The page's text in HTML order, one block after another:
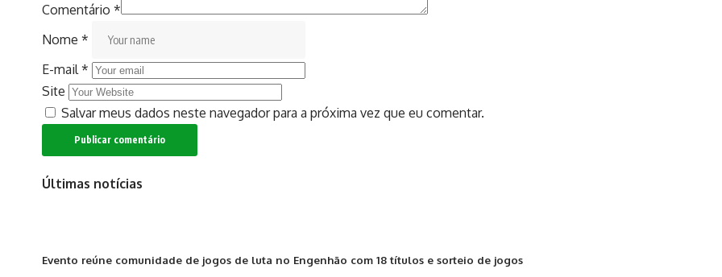
Comentário *
Nome *
E-mail *
Site
Salvar meus dados neste navegador para a próxima vez que eu comentar.
Últimas notícias
Evento reúne comunidade de jogos de luta no Engenhão com 18 títulos e sorteio de jogos